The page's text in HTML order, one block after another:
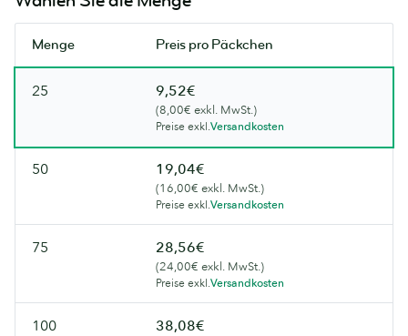
bald
wieder.
bald
wieder.
vorrätig.
Versuchen
Sie
es
bald
Versuchen
Sie
es
wieder.
Menge Preis pro Päckchen
25 9,52€
(8,00€ exkl. MwSt.)
Preise exkl.Versandkosten
50 19,04€
(16,00€ exkl. MwSt.)
Preise exkl.Versandkosten
75 28,56€
(24,00€ exkl. MwSt.)
Preise exkl.Versandkosten
100 38,08€